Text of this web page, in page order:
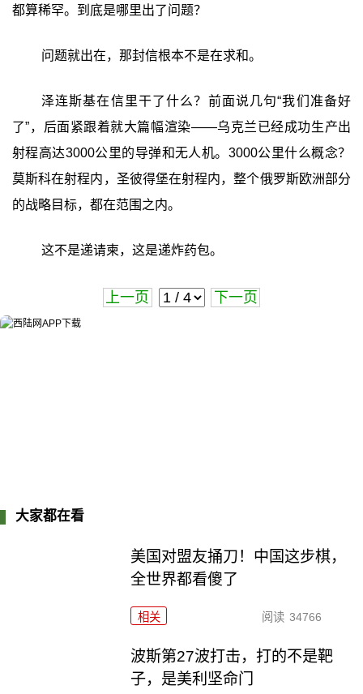
都算稀罕。到底是哪里出了问题？
问题就出在，那封信根本不是在求和。
泽连斯基在信里干了什么？前面说几句“我们准备好
了”，后面紧跟着就大篇幅渲染——乌克兰已经成功生产出
射程高达3000公里的导弹和无人机。3000公里什么概念？
莫斯科在射程内，圣彼得堡在射程内，整个俄罗斯欧洲部分
的战略目标，都在范围之内。
这不是递请柬，这是递炸药包。
上一页 下一页
大家都在看
美国对盟友捅刀！中国这步棋，
全世界都看傻了
相关 阅读 34766
波斯第27波打击，打的不是靶
子，是美利坚命门